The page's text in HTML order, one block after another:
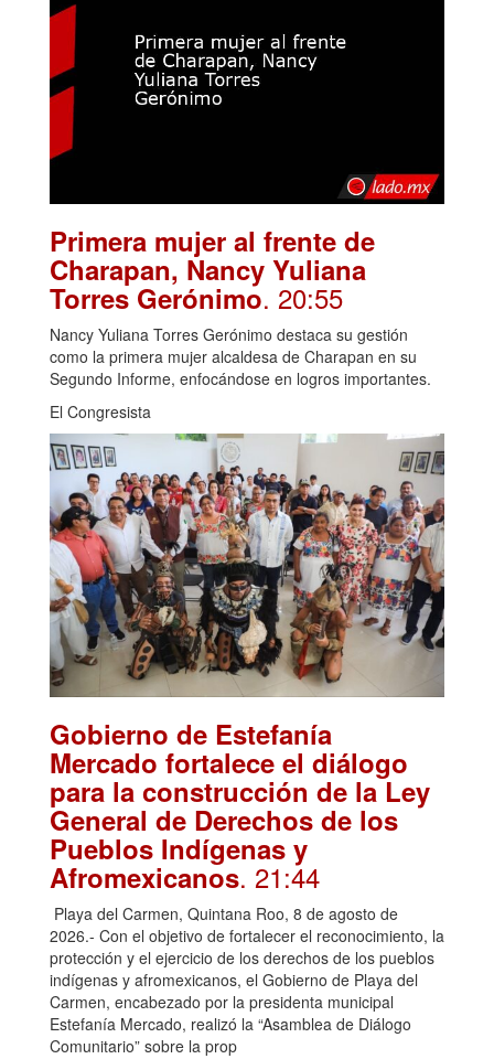
Primera mujer al frente de
Charapan, Nancy Yuliana
Torres Gerónimo. 20:55
Nancy Yuliana Torres Gerónimo destaca su gestión
como la primera mujer alcaldesa de Charapan en su
Segundo Informe, enfocándose en logros importantes.
El Congresista
Gobierno de Estefanía
Mercado fortalece el diálogo
para la construcción de la Ley
General de Derechos de los
Pueblos Indígenas y
Afromexicanos. 21:44
Playa del Carmen, Quintana Roo, 8 de agosto de
2026.- Con el objetivo de fortalecer el reconocimiento, la
protección y el ejercicio de los derechos de los pueblos
indígenas y afromexicanos, el Gobierno de Playa del
Carmen, encabezado por la presidenta municipal
Estefanía Mercado, realizó la “Asamblea de Diálogo
Comunitario” sobre la prop